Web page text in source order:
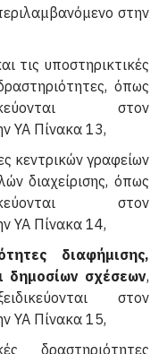
στην
τις υποστηρικτικές
όπως
στον
ΥΑ Πίνακα 13,
κεντρικών γραφείων
διαχείρισης, όπως
στον
ΥΑ Πίνακα 14,
διαφήμισης,
δημοσίων σχέσεων,
στον
ΥΑ Πίνακα 15,
δραστηριότητες